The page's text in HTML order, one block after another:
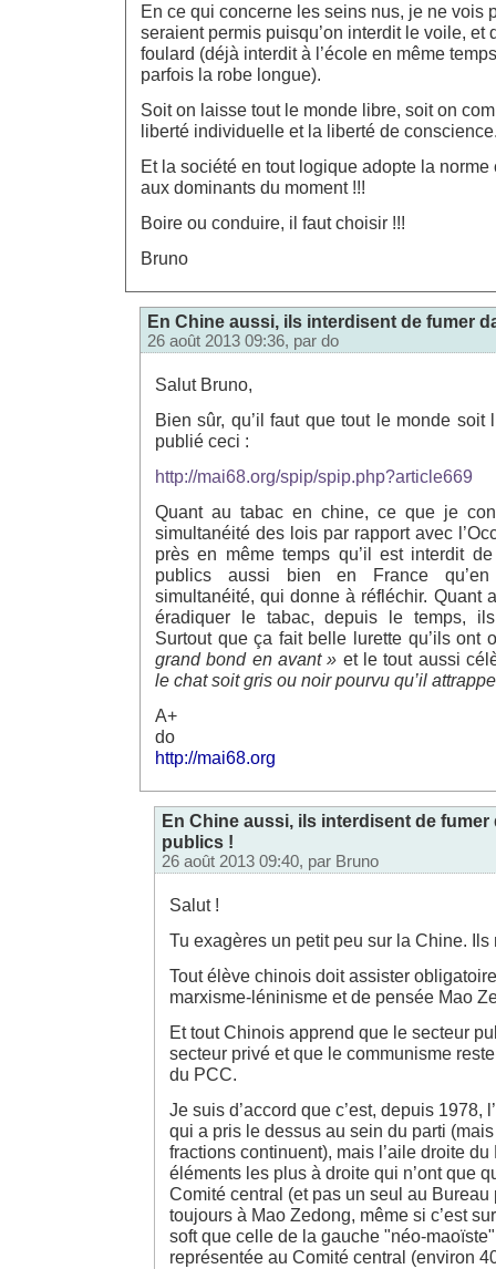
En ce qui concerne les seins nus, je ne vois
seraient permis puisqu’on interdit le voile, et
foulard (déjà interdit à l’école en même
parfois la robe longue).
Soit on laisse tout le monde libre, soit on
liberté individuelle et la liberté de
Et la société en tout logique adopte la
aux dominants du moment !!!
Boire ou conduire, il faut choisir !!!
Bruno
En Chine aussi, ils interdisent de fumer
26 août 2013 09:36, par do
Salut Bruno,
Bien sûr, qu’il faut que tout le monde soit
publié ceci :
http://mai68.org/spip/spip.php?article669
Quant au tabac en chine, ce que je
simultanéité des lois par rapport avec
près en même temps qu’il est interdit
publics aussi bien en France
simultanéité, qui donne à réfléchir. Quant
éradiquer le tabac, depuis le temps,
Surtout que ça fait belle lurette qu’ils ont
grand bond en avant » et le tout aussi
le chat soit gris ou noir pourvu qu’il
A+
do
http://mai68.org
En Chine aussi, ils interdisent de fumer
publics !
26 août 2013 09:40, par Bruno
Salut !
Tu exagères un petit peu sur la Chine. Ils
Tout élève chinois doit assister
marxisme-léninisme et de pensée Mao
Et tout Chinois apprend que le secteur
secteur privé et que le communisme
du PCC.
Je suis d’accord que c’est, depuis 1978,
qui a pris le dessus au sein du parti
fractions continuent), mais l’aile droite
éléments les plus à droite qui n’ont que
Comité central (et pas un seul au Bureau
toujours à Mao Zedong, même si c’est
soft que celle de la gauche "néo-
représentée au Comité central (environ